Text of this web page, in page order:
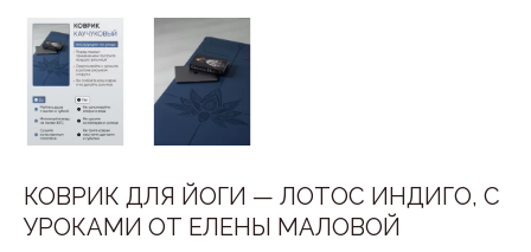
КОВРИК ДЛЯ ЙОГИ — ЛОТОС ИНДИГО, С
УРОКАМИ ОТ ЕЛЕНЫ МАЛОВОЙ